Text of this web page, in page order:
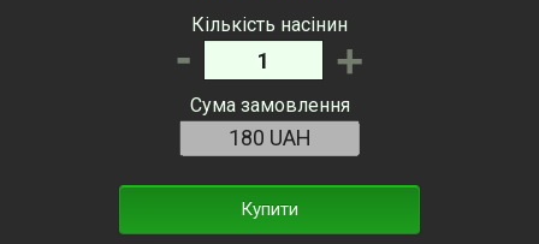
Кількість насінин
- +
Сума замовлення
Купити